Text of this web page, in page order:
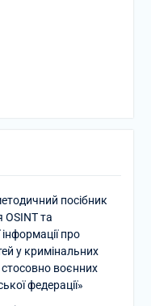
посібник
OSINT та
про
у кримінальних
воєнних
федерації»